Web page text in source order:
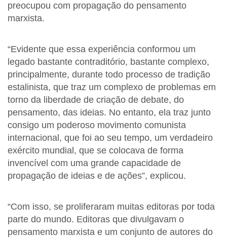
preocupou com propagação do pensamento
marxista.
“Evidente que essa experiência conformou um
legado bastante contraditório, bastante complexo,
principalmente, durante todo processo de tradição
estalinista, que traz um complexo de problemas em
torno da liberdade de criação de debate, do
pensamento, das ideias. No entanto, ela traz junto
consigo um poderoso movimento comunista
internacional, que foi ao seu tempo, um verdadeiro
exército mundial, que se colocava de forma
invencível com uma grande capacidade de
propagação de ideias e de ações”, explicou.
“Com isso, se proliferaram muitas editoras por toda
parte do mundo. Editoras que divulgavam o
pensamento marxista e um conjunto de autores do